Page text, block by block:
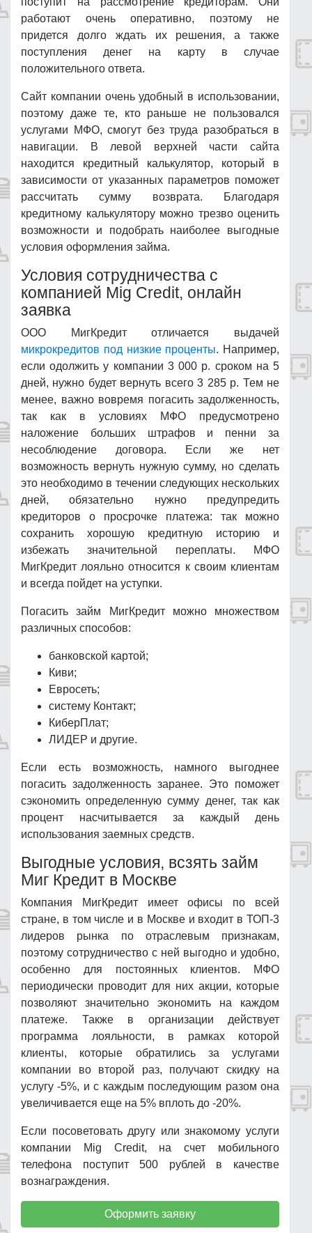
работают очень оперативно, поэтому не
придется долго ждать их решения, а также
поступления денег на карту в случае
положительного ответа.
Сайт компании очень удобный в использовании,
поэтому даже те, кто раньше не пользовался
услугами МФО, смогут без труда разобраться в
навигации. В левой верхней части сайта
находится кредитный калькулятор, который в
зависимости от указанных параметров поможет
рассчитать сумму возврата. Благодаря
кредитному калькулятору можно трезво оценить
возможности и подобрать наиболее выгодные
условия оформления займа.
Условия сотрудничества с
компанией Mig Credit, онлайн
заявка
ООО МигКредит отличается выдачей
микрокредитов под низкие проценты. Например,
если одолжить у компании 3 000 р. сроком на 5
дней, нужно будет вернуть всего 3 285 р. Тем не
менее, важно вовремя погасить задолженность,
так как в условиях МФО предусмотрено
наложение больших штрафов и пенни за
несоблюдение договора. Если же нет
возможность вернуть нужную сумму, но сделать
это необходимо в течении следующих нескольких
дней, обязательно нужно предупредить
кредиторов о просрочке платежа: так можно
сохранить хорошую кредитную историю и
избежать значительной переплаты. МФО
МигКредит лояльно относится к своим клиентам
и всегда пойдет на уступки.
Погасить займ МигКредит можно множеством
различных способов:
банковской картой;
Киви;
Евросеть;
систему Контакт;
КиберПлат;
ЛИДЕР и другие.
Если есть возможность, намного выгоднее
погасить задолженность заранее. Это поможет
сэкономить определенную сумму денег, так как
процент насчитывается за каждый день
использования заемных средств.
Выгодные условия, всзять займ
Миг Кредит в Москве
Компания МигКредит имеет офисы по всей
стране, в том числе и в Москве и входит в ТОП-3
лидеров рынка по отраслевым признакам,
поэтому сотрудничество с ней выгодно и удобно,
особенно для постоянных клиентов. МФО
периодически проводит для них акции, которые
позволяют значительно экономить на каждом
платеже. Также в организации действует
программа лояльности, в рамках которой
клиенты, которые обратились за услугами
компании во второй раз, получают скидку на
услугу -5%, и с каждым последующим разом она
увеличивается еще на 5% вплоть до -20%.
Если посоветовать другу или знакомому услуги
компании Mig Credit, на счет мобильного
телефона поступит 500 рублей в качестве
вознаграждения.
Оформить заявку